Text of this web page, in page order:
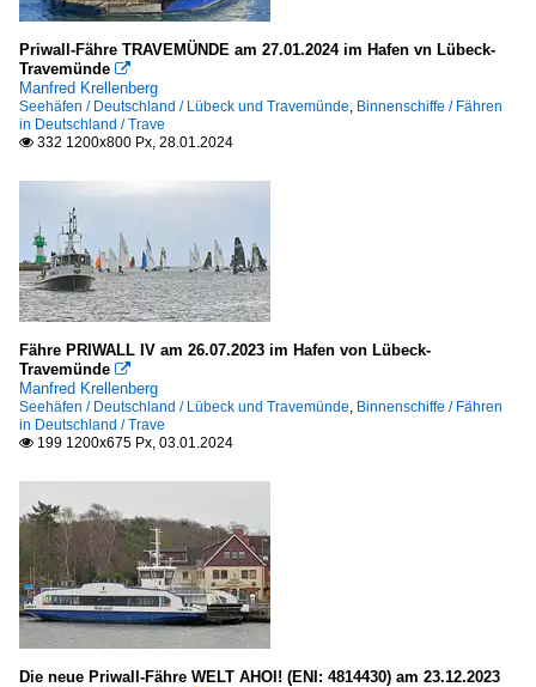
Priwall-Fähre TRAVEMÜNDE am 27.01.2024 im Hafen vn Lübeck-
Travemünde 
Manfred Krellenberg
Seehäfen / Deutschland / Lübeck und Travemünde Binnenschiffe / Fähren
in Deutschland / Trave
 332 1200x800 Px, 28.01.2024
Fähre PRIWALL IV am 26.07.2023 im Hafen von Lübeck-
Travemünde 
Manfred Krellenberg
Seehäfen / Deutschland / Lübeck und Travemünde Binnenschiffe / Fähren
in Deutschland / Trave
 199 1200x675 Px, 03.01.2024
Die neue Priwall-Fähre WELT AHOI! (ENI: 4814430) am 23.12.2023